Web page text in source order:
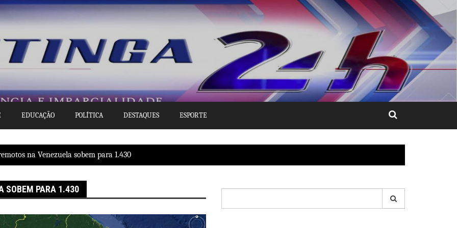
EDUCAÇÃO POLÍTICA DESTAQUES ESPORTE
na Venezuela sobem para 1.430
SOBEM PARA 1.430
por: